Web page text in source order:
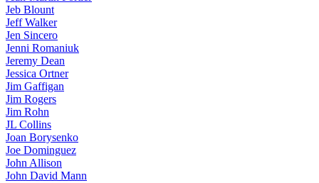
Jeb Blount
Jeff Walker
Jen Sincero
Jenni Romaniuk
Jeremy Dean
Jessica Ortner
Jim Gaffigan
Jim Rogers
Jim Rohn
JL Collins
Joan Borysenko
Joe Dominguez
John Allison
John David Mann